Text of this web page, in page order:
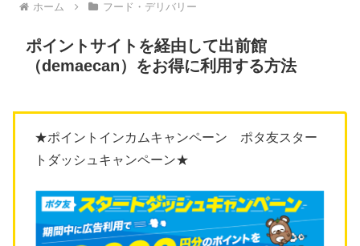
ホーム フード・デリバリー
ポイントサイトを経由して出前館
（demaecan）をお得に利用する方法
★ポイントインカムキャンペーン ポタ友スター
トダッシュキャンペーン★